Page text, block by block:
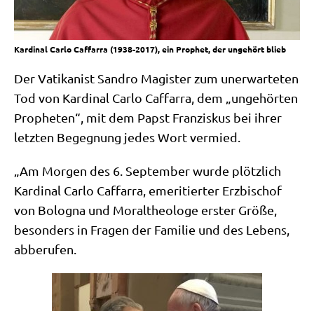
Kardinal Carlo Caffarra (1938-2017), ein Prophet, der ungehört blieb
Der Vati­ka­nist San­dro Magi­ster zum uner­war­te­ten
Tod von Kar­di­nal Car­lo Caf­farra, dem „unge­hör­ten
Pro­phe­ten“, mit dem Papst Fran­zis­kus bei ihrer
letz­ten Begeg­nung jedes Wort vermied.
„Am Mor­gen des 6. Sep­tem­ber wur­de plötz­lich
Kar­di­nal Car­lo Caf­farra, eme­ri­tier­ter Erz­bi­schof
von Bolo­gna und Moral­theo­lo­ge erster Grö­ße,
beson­ders in Fra­gen der Fami­lie und des Lebens,
abberufen.